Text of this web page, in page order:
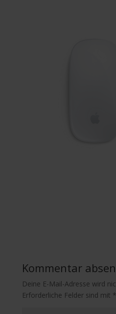
Kommentar
Deine E-Mail-Adresse wird
Erforderliche Felder sind mit *